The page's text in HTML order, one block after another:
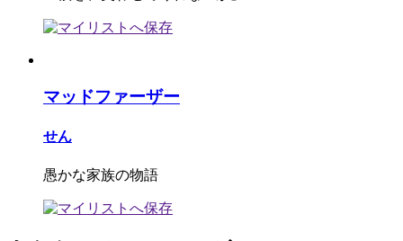
マッドファーザー
せん
愚かな家族の物語